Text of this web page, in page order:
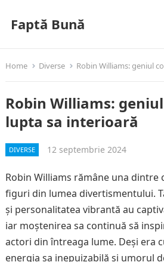
Faptă Bună
Home Diverse Robin Williams: geniul
Robin Williams:
lupta sa interioară
DIVERSE 12 septembrie 2024
Robin Williams rămâne una dintre
figuri din lumea divertismentului.
și personalitatea vibrantă au
iar moștenirea sa continuă să
actori din întreaga lume. Deși era
energia sa inepuizabilă și umorul